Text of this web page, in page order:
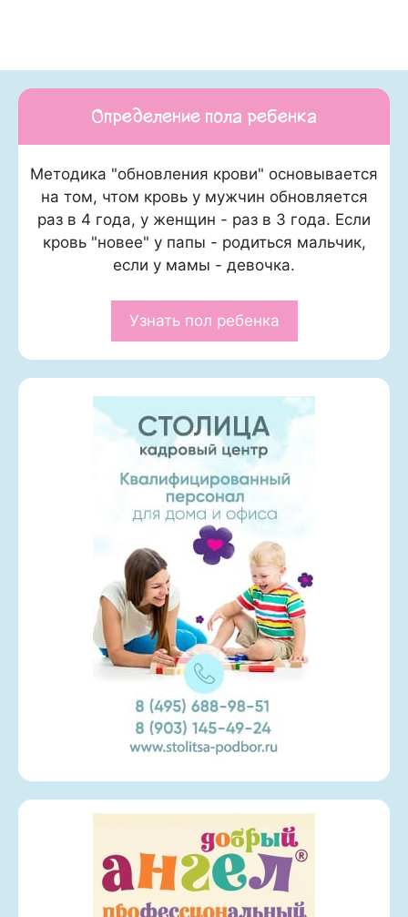
Определение пола ребенка
Методика "обновления крови" основывается
на том, чтом кровь у мужчин обновляется
раз в 4 года, у женщин - раз в 3 года. Если
кровь "новее" у папы - родиться мальчик,
если у мамы - девочка.
Узнать пол ребенка